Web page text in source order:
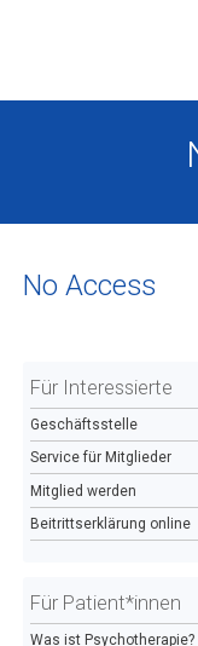
No Access
Für Interessierte
Geschäftsstelle
Service für Mitglieder
Mitglied werden
Beitrittserklärung online
Für Patient*innen
Was ist Psychotherapie?